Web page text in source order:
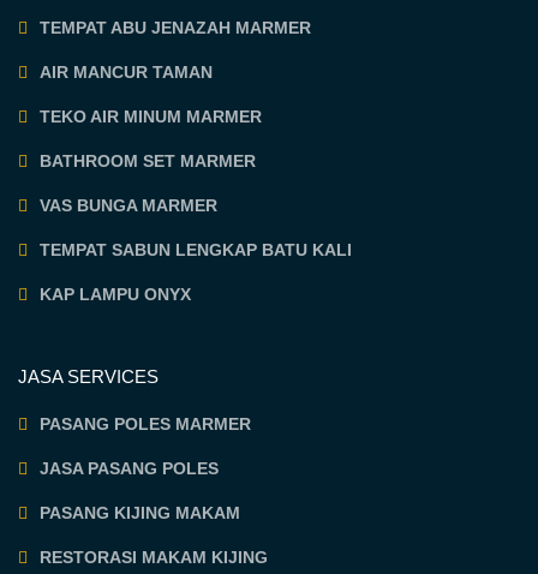
TEMPAT ABU JENAZAH MARMER
AIR MANCUR TAMAN
TEKO AIR MINUM MARMER
BATHROOM SET MARMER
VAS BUNGA MARMER
TEMPAT SABUN LENGKAP BATU KALI
KAP LAMPU ONYX
JASA SERVICES
PASANG POLES MARMER
JASA PASANG POLES
PASANG KIJING MAKAM
RESTORASI MAKAM KIJING